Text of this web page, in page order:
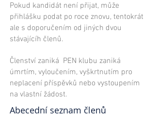
Pokud kandidát není přijat, může
přihlášku podat po roce znovu, tentokrát
ale s doporučením od jiných dvou
stávajícíh členů.
Členství zaniká PEN klubu zaniká
úmrtím, vyloučením, vyškrtnutím pro
neplacení příspěvků nebo vystoupením
na vlastní žádost.
Abecední seznam členů